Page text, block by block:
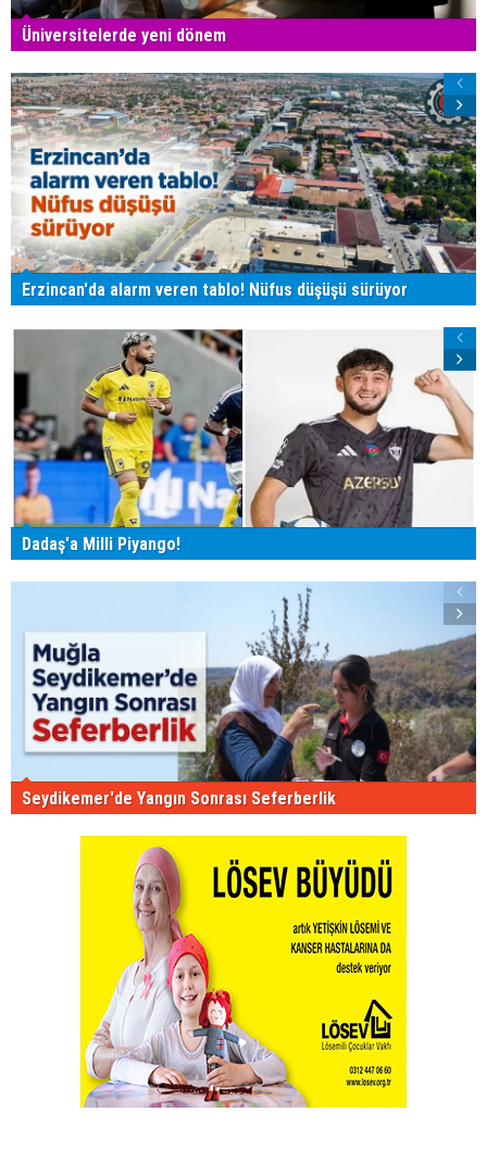
Üniversitelerde yeni dönem
Erzincan'da alarm veren tablo! Nüfus düşüşü sürüyor
Dadaş'a Milli Piyango!
Seydikemer'de Yangın Sonrası Seferberlik